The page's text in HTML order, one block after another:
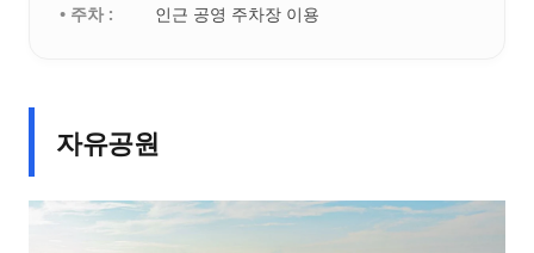
• 주차 :
인근 공영 주차장 이용
자유공원